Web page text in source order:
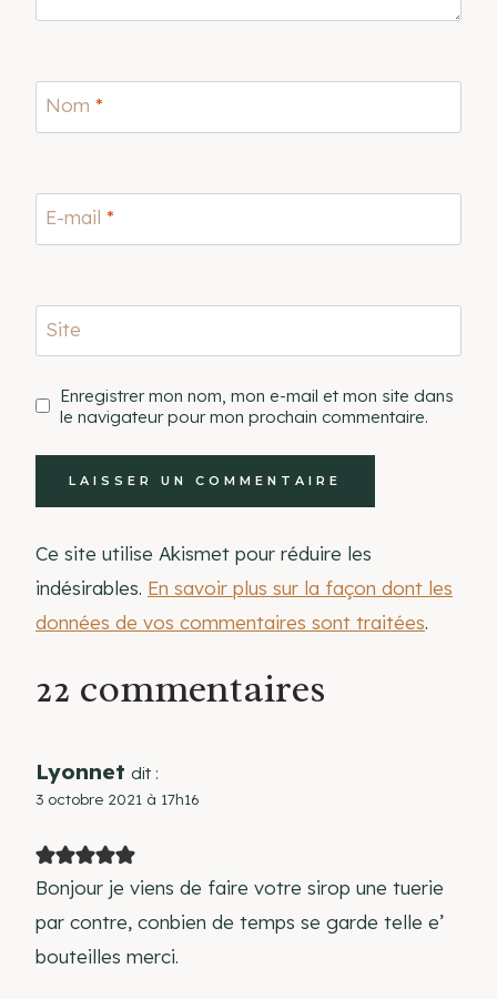
Nom *
E-mail *
Site
Enregistrer mon nom, mon e-mail et mon site dans
le navigateur pour mon prochain commentaire.
Ce site utilise Akismet pour réduire les
indésirables. En savoir plus sur la façon dont les
données de vos commentaires sont traitées.
22 commentaires
Lyonnet dit :
3 octobre 2021 à 17h16
Bonjour je viens de faire votre sirop une tuerie
par contre, conbien de temps se garde telle e’
bouteilles merci.